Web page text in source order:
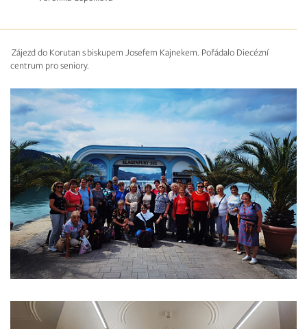
Zájezd do Korutan s biskupem Josefem Kajnekem. Pořádalo Diecézní
centrum pro seniory.